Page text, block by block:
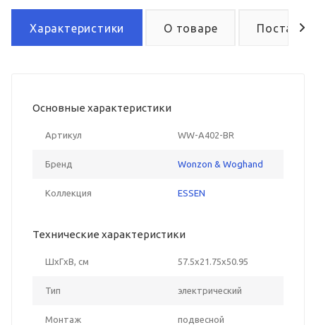
Характеристики О товаре Поставка
Основные характеристики
Артикул WW-A402-BR
Бренд Wonzon & Woghand
Коллекция ESSEN
Технические характеристики
ШxГxВ, см 57.5x21.75x50.95
Тип электрический
Монтаж подвесной